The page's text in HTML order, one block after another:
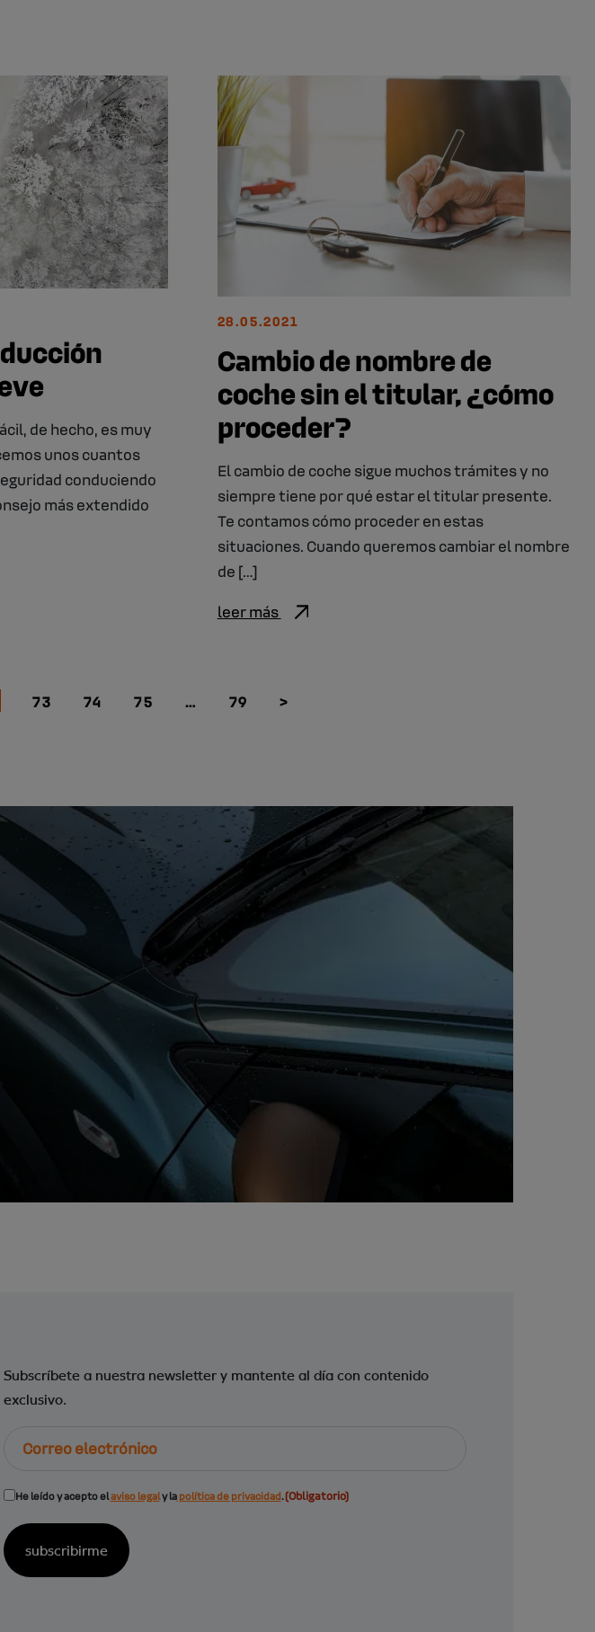
de hecho, es muy
unos cuantos
conduciendo
más extendido
28.05.2021
Cambio de nombre de
coche sin el titular, ¿cómo
proceder?
El cambio de coche sigue muchos trámites y no
siempre tiene por qué estar el titular presente.
Te contamos cómo proceder en estas
situaciones. Cuando queremos cambiar el nombre
de […]
leer más
73 74 75 … 79 >
Subscríbete a nuestra newsletter y mantente al día con contenido
exclusivo.
Consentimiento
(Obligatorio)
He leído y acepto elaviso legaly lapolítica de privacidad.(Obligatorio)